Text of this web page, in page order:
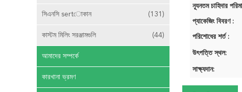
সিএনসি sertোকান (131)
কাস্টম মিলিং সরঞ্জামগুলি (44)
আমাদের সম্পর্কে
কারখানা ভ্রমণ
ন্যূনতম চাহিদার
প্যাকেজিং বিবরণ :
পরিশোধের শর্ত :
উৎপত্তি স্থল:
সাক্ষ্যদান: